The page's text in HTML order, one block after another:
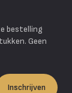
bestelling
Geen
Inschrijven